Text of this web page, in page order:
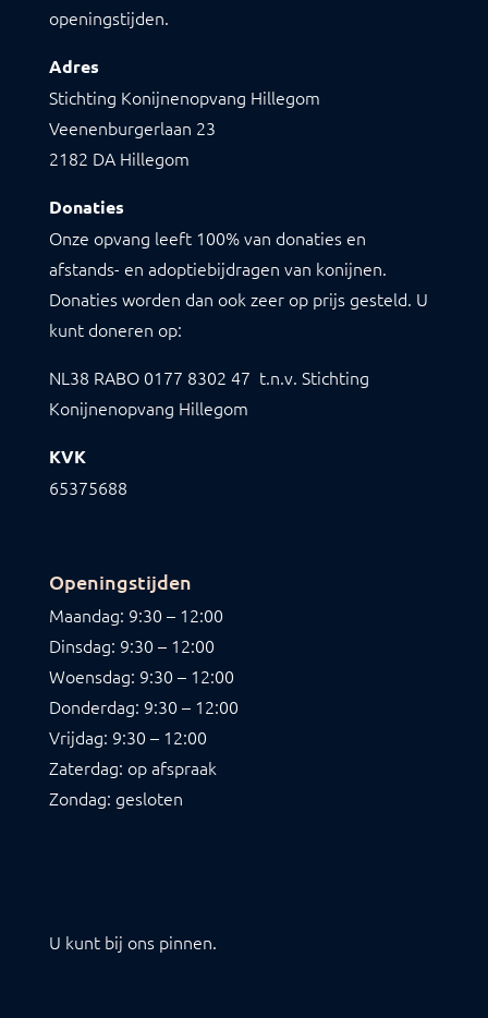
openingstijden.
Adres
Stichting Konijnenopvang Hillegom
Veenenburgerlaan 23
2182 DA Hillegom
Donaties
Onze opvang leeft 100% van donaties en
afstands- en adoptiebijdragen van konijnen.
Donaties worden dan ook zeer op prijs gesteld. U
kunt doneren op:
NL38 RABO 0177 8302 47 t.n.v. Stichting
Konijnenopvang Hillegom
KVK
65375688
Openingstijden
Maandag: 9:30 – 12:00
Dinsdag: 9:30 – 12:00
Woensdag: 9:30 – 12:00
Donderdag: 9:30 – 12:00
Vrijdag: 9:30 – 12:00
Zaterdag: op afspraak
Zondag: gesloten
U kunt bij ons pinnen.